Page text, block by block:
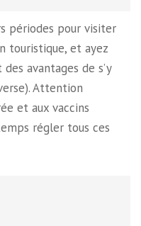
périodes pour visiter
touristique, et ayez
avantages de s’y
Attention
et aux vaccins
régler tous ces